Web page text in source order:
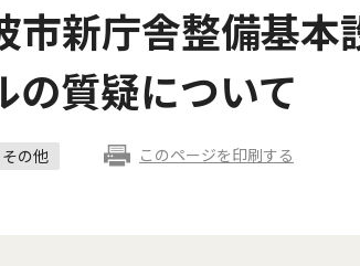
市新庁舎整備基本
の質疑について
その他 このページを印刷する